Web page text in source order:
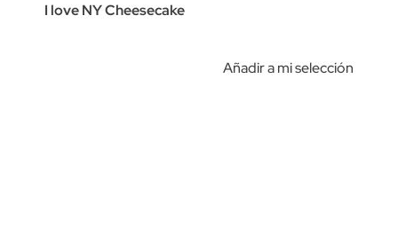
I love NY Cheesecake
Añadir a mi selección